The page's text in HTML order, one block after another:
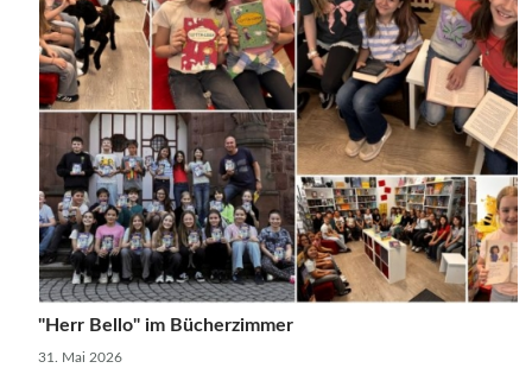
"Herr Bello" im Bücherzimmer
31. Mai 2026